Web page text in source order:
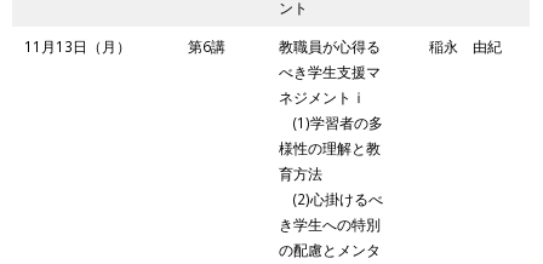
ント
11月13日（月）
第6講
教職員が心得る
べき学生支援マ
ネジメントⅰ
(1)学習者の多
様性の理解と教
育方法
(2)心掛けるべ
き学生への特別
の配慮とメンタ
稲永 由紀